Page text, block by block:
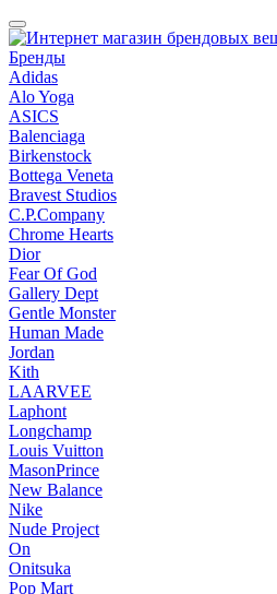
Бренды
Adidas
Alo Yoga
ASICS
Balenciaga
Birkenstock
Bottega Veneta
Bravest Studios
C.P.Company
Chrome Hearts
Dior
Fear Of God
Gallery Dept
Gentle Monster
Human Made
Jordan
Kith
LAARVEE
Laphont
Longchamp
Louis Vuitton
MasonPrince
New Balance
Nike
Nude Project
On
Onitsuka
Pop Mart